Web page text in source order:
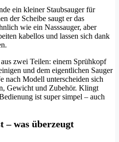
ein kleiner Staubsauger für
der Scheibe saugt er das
wie ein Nasssauger, aber
kabellos und lassen sich dank
zwei Teilen: einem Sprühkopf
und dem eigentlichen Sauger
nach Modell unterscheiden sich
Gewicht und Zubehör. Klingt
ist super simpel – auch
– was überzeugt